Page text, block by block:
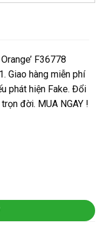
F36778
Giao hàng miễn phí
phát hiện Fake. Đổi
đời. MUA NGAY !